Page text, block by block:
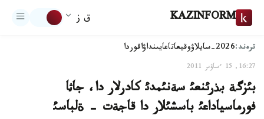
KAZINFORM ق ز
ترەند:2026-سايلاۋ وقيعاتاعايىنداۋاقوردا
16:27, 15 ءساۋىر 2011
بئزگة بذرئنعئ سةنئمدئ كادرلار دا، جاثا
فورماسياداعئ باسشئلار دا قاجةت - ةلباسئ